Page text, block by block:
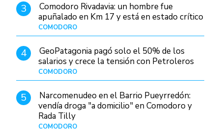
3
Comodoro Rivadavia: un hombre fue
apuñalado en Km 17 y está en estado crítico
COMODORO
4
GeoPatagonia pagó solo el 50% de los
salarios y crece la tensión con Petroleros
COMODORO
5
Narcomenudeo en el Barrio Pueyrredón:
vendía droga "a domicilio" en Comodoro y
Rada Tilly
COMODORO